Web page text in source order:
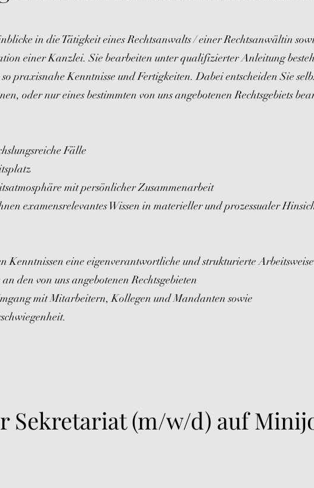
in die Tätigkeit eines Rechtsanwalts / einer Rechtsanwältin
einer Kanzlei. Sie bearbeiten unter qualifizierter Anleitung
praxisnahe Kenntnisse und Fertigkeiten. Dabei entscheiden Sie
oder nur eines bestimmten von uns angebotenen Rechtsgebiets
Fälle
mit persönlicher Zusammenarbeit
examensrelevantes Wissen in materieller und prozessualer
Kenntnissen eine eigenverantwortliche und strukturierte Arbeitsweise
den von uns angebotenen Rechtsgebieten
mit Mitarbeitern, Kollegen und Mandanten sowie
Sekretariat (m/w/d) auf